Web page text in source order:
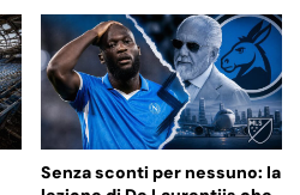
Senza sconti per nessuno: la